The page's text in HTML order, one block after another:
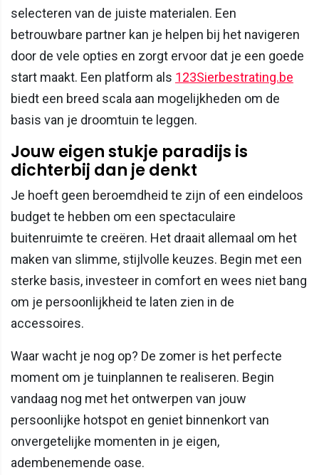
selecteren van de juiste materialen. Een
betrouwbare partner kan je helpen bij het navigeren
door de vele opties en zorgt ervoor dat je een goede
start maakt. Een platform als 123Sierbestrating.be
biedt een breed scala aan mogelijkheden om de
basis van je droomtuin te leggen.
Jouw eigen stukje paradijs is
dichterbij dan je denkt
Je hoeft geen beroemdheid te zijn of een eindeloos
budget te hebben om een spectaculaire
buitenruimte te creëren. Het draait allemaal om het
maken van slimme, stijlvolle keuzes. Begin met een
sterke basis, investeer in comfort en wees niet bang
om je persoonlijkheid te laten zien in de
accessoires.
Waar wacht je nog op? De zomer is het perfecte
moment om je tuinplannen te realiseren. Begin
vandaag nog met het ontwerpen van jouw
persoonlijke hotspot en geniet binnenkort van
onvergetelijke momenten in je eigen,
adembenemende oase.